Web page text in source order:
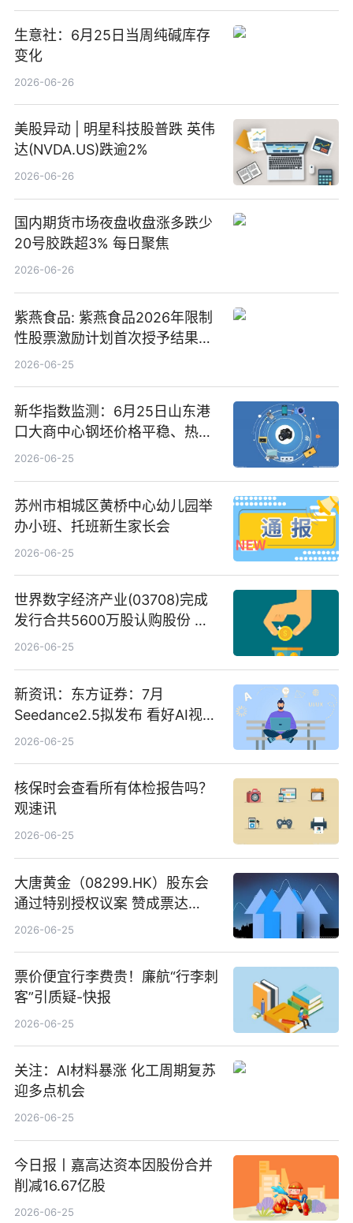
生意社：6月25日当周纯碱库存
变化
2026-06-26
美股异动 | 明星科技股普跌 英伟
达(NVDA.US)跌逾2%
2026-06-26
国内期货市场夜盘收盘涨多跌少
20号胶跌超3% 每日聚焦
2026-06-26
紫燕食品: 紫燕食品2026年限制
性股票激励计划首次授予结果公
告-微资讯
2026-06-25
新华指数监测：6月25日山东港
口大商中心钢坯价格平稳、热轧
C料价格微幅下跌
2026-06-25
苏州市相城区黄桥中心幼儿园举
办小班、托班新生家长会
2026-06-25
世界数字经济产业(03708)完成
发行合共5600万股认购股份 净
筹约1007万港元 独家焦点
2026-06-25
新资讯：东方证券：7月
Seedance2.5拟发布 看好AI视频
创作工作流进一步提效
2026-06-25
核保时会查看所有体检报告吗？
观速讯
2026-06-25
大唐黄金（08299.HK）股东会
通过特别授权议案 赞成票达
100%_新动态
2026-06-25
票价便宜行李费贵！廉航“行李刺
客”引质疑-快报
2026-06-25
关注：AI材料暴涨 化工周期复苏
迎多点机会
2026-06-25
今日报丨嘉高达资本因股份合并
削减16.67亿股
2026-06-25